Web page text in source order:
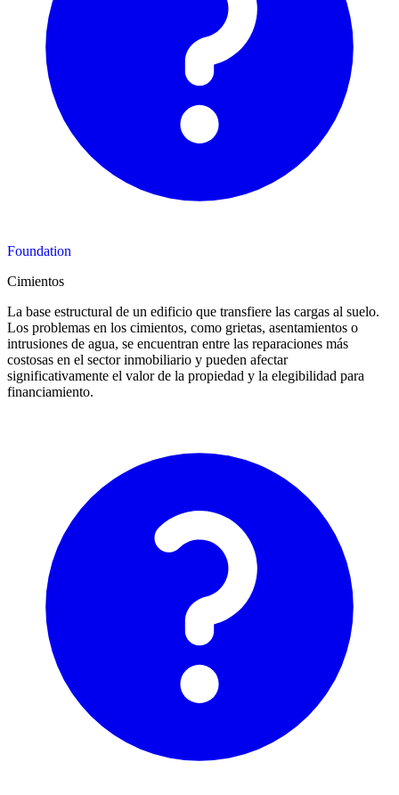
Foundation
Cimientos
La base estructural de un edificio que transfiere las cargas al suelo.
Los problemas en los cimientos, como grietas, asentamientos o
intrusiones de agua, se encuentran entre las reparaciones más
costosas en el sector inmobiliario y pueden afectar
significativamente el valor de la propiedad y la elegibilidad para
financiamiento.